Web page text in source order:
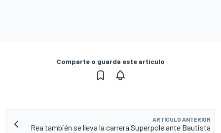
Comparte o guarda este artículo
ARTÍCULO ANTERIOR
Rea también se lleva la carrera Superpole ante Bautista